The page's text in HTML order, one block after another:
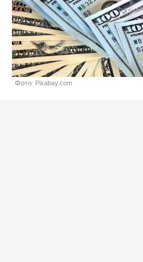
Фото: Pixabay.com